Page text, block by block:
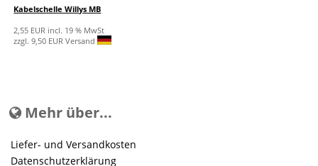
Kabelschelle Willys MB
2,55 EUR incl. 19 % MwSt
zzgl. 9,50 EUR Versand
Mehr über...
Liefer- und Versandkosten
Datenschutzerklärung